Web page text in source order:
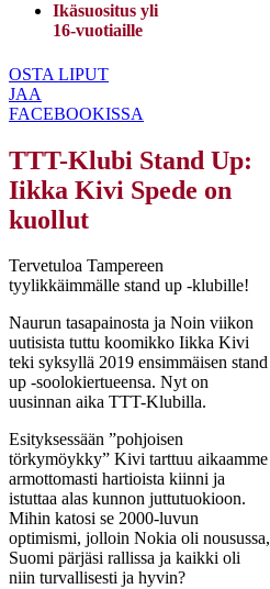
Ikäsuositus yli
16-vuotiaille
OSTA LIPUT
JAA
FACEBOOKISSA
TTT-Klubi Stand Up:
Iikka Kivi Spede on
kuollut
Tervetuloa Tampereen
tyylikkäimmälle stand up -klubille!
Naurun tasapainosta ja Noin viikon
uutisista tuttu koomikko Iikka Kivi
teki syksyllä 2019 ensimmäisen stand
up -soolokiertueensa. Nyt on
uusinnan aika TTT-Klubilla.
Esityksessään ”pohjoisen
törkymöykky” Kivi tarttuu aikaamme
armottomasti hartioista kiinni ja
istuttaa alas kunnon juttutuokioon.
Mihin katosi se 2000-luvun
optimismi, jolloin Nokia oli nousussa,
Suomi pärjäsi rallissa ja kaikki oli
niin turvallisesti ja hyvin?